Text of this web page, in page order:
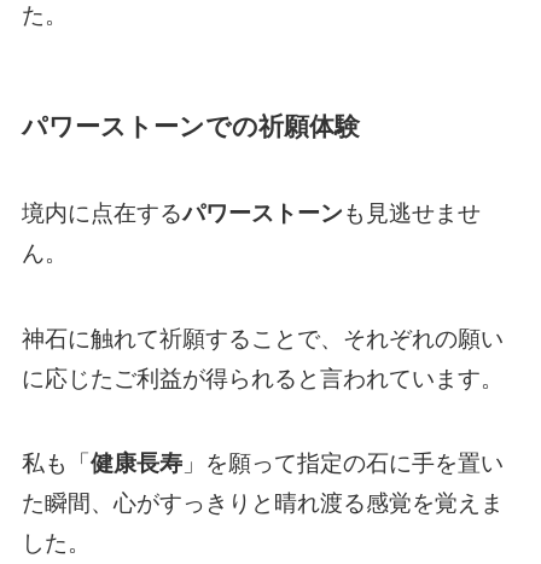
た。
パワーストーンでの祈願体験
境内に点在するパワーストーンも見逃せませ
ん。
神石に触れて祈願することで、それぞれの願い
に応じたご利益が得られると言われています。
私も「 健康長寿」を願って指定の石に手を置い
た瞬間、心がすっきりと晴れ渡る感覚を覚えま
した。